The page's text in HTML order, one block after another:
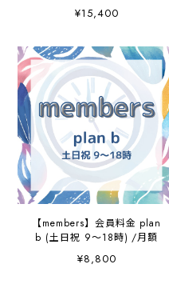
¥15,400
【members】会員料金 plan
b (土日祝 9～18時) /月額
¥8,800